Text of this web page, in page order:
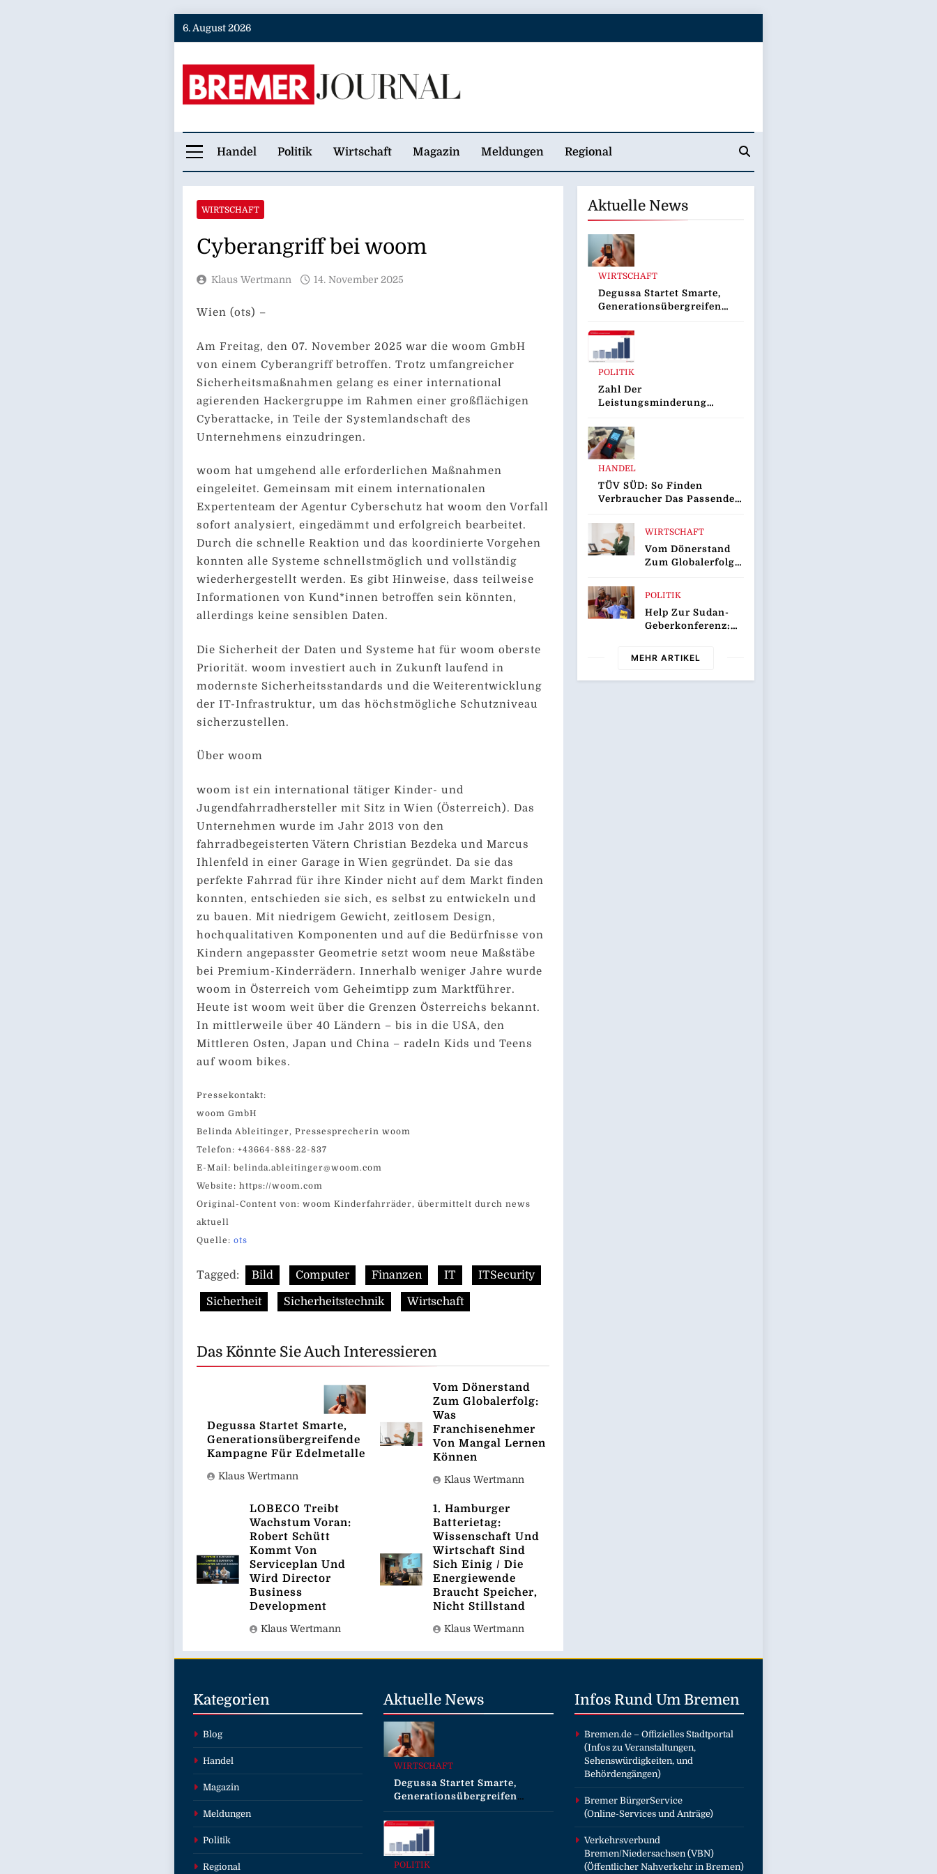
Skip
6. August 2026
Bremer Journal
Handel Politik Wirtschaft Magazin Meldungen Regional
WIRTSCHAFT
Cyberangriff bei woom
Klaus Wertmann 14. November 2025
Wien (ots) –
Am Freitag, den 07. November 2025 war die woom GmbH
von einem Cyberangriff betroffen. Trotz umfangreicher
Sicherheitsmaßnahmen gelang es einer international
agierenden Hackergruppe im Rahmen einer großflächigen
Cyberattacke, in Teile der Systemlandschaft des
Unternehmens einzudringen.
woom hat umgehend alle erforderlichen Maßnahmen
eingeleitet. Gemeinsam mit einem internationalen
Expertenteam der Agentur Cyberschutz hat woom den Vorfall
sofort analysiert, eingedämmt und erfolgreich bearbeitet.
Durch die schnelle Reaktion und das koordinierte Vorgehen
konnten alle Systeme schnellstmöglich und vollständig
wiederhergestellt werden. Es gibt Hinweise, dass teilweise
Informationen von Kund*innen betroffen sein könnten,
allerdings keine sensiblen Daten.
Die Sicherheit der Daten und Systeme hat für woom oberste
Priorität. woom investiert auch in Zukunft laufend in
modernste Sicherheitsstandards und die Weiterentwicklung
der IT-Infrastruktur, um das höchstmögliche Schutzniveau
sicherzustellen.
Über woom
woom ist ein international tätiger Kinder- und
Jugendfahrradhersteller mit Sitz in Wien (Österreich). Das
Unternehmen wurde im Jahr 2013 von den
fahrradbegeisterten Vätern Christian Bezdeka und Marcus
Ihlenfeld in einer Garage in Wien gegründet. Da sie das
perfekte Fahrrad für ihre Kinder nicht auf dem Markt finden
konnten, entschieden sie sich, es selbst zu entwickeln und
zu bauen. Mit niedrigem Gewicht, zeitlosem Design,
hochqualitativen Komponenten und auf die Bedürfnisse von
Kindern angepasster Geometrie setzt woom neue Maßstäbe
bei Premium-Kinderrädern. Innerhalb weniger Jahre wurde
woom in Österreich vom Geheimtipp zum Marktführer.
Heute ist woom weit über die Grenzen Österreichs bekannt.
In mittlerweile über 40 Ländern – bis in die USA, den
Mittleren Osten, Japan und China – radeln Kids und Teens
auf woom bikes.
Pressekontakt:
woom GmbH
Belinda Ableitinger, Pressesprecherin woom
Telefon: +43664-888-22-837
E-Mail: belinda.ableitinger@woom.com
Website: https://woom.com
Original-Content von: woom Kinderfahrräder, übermittelt durch news
aktuell
Quelle: ots
Tagged: Bild Computer Finanzen IT ITSecurity
Sicherheit Sicherheitstechnik Wirtschaft
Das Könnte Sie Auch Interessieren
Degussa Startet Smarte,
Generationsübergreifende
Kampagne Für Edelmetalle
Klaus Wertmann
Vom Dönerstand
Zum Globalerfolg:
Was
Franchisenehmer
Von Mangal Lernen
Können
Klaus Wertmann
LOBECO Treibt
Wachstum Voran:
Robert Schütt
Kommt Von
Serviceplan Und
Wird Director
Business
Development
Klaus Wertmann
1. Hamburger
Batterietag:
Wissenschaft Und
Wirtschaft Sind
Sich Einig / Die
Energiewende
Braucht Speicher,
Nicht Stillstand
Klaus Wertmann
Aktuelle News
WIRTSCHAFT
Degussa Startet Smarte,
Generationsübergreifende
Edelmetalle
POLITIK
Zahl Der
Leistungsminderungen
Dem Vorjahr Gestiegen
/ BA-Presseinfo Nr. 13
HANDEL
TÜV SÜD: So Finden
Verbraucher Das Passende
WIRTSCHAFT
Vom Dönerstand
Zum Globalerfolg:
Lernen Können
POLITIK
Help Zur Sudan-
Geberkonferenz:
Sich Aus“
MEHR ARTIKEL
Kategorien
Blog
Handel
Magazin
Meldungen
Politik
Regional
Aktuelle News
WIRTSCHAFT
Degussa Startet Smarte,
Generationsübergreifende
Kampagne Für
Edelmetalle
POLITIK
Infos Rund Um Bremen
Bremen.de– Offizielles Stadtportal
(Infos zu Veranstaltungen,
Sehenswürdigkeiten, und
Behördengängen)
Bremer BürgerService
(Online-Services und Anträge)
Verkehrsverbund
Bremen/Niedersachsen (VBN)
(Öffentlicher Nahverkehr in Bremen)